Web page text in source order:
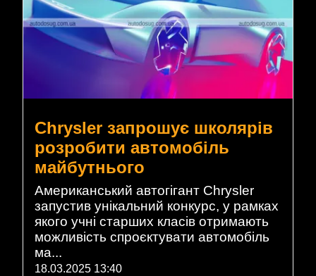
Chrysler запрошує школярів
розробити автомобіль
майбутнього
Американський автогігант Chrysler
запустив унікальний конкурс, у рамках
якого учні старших класів отримають
можливість спроєктувати автомобіль
ма...
18.03.2025 13:40